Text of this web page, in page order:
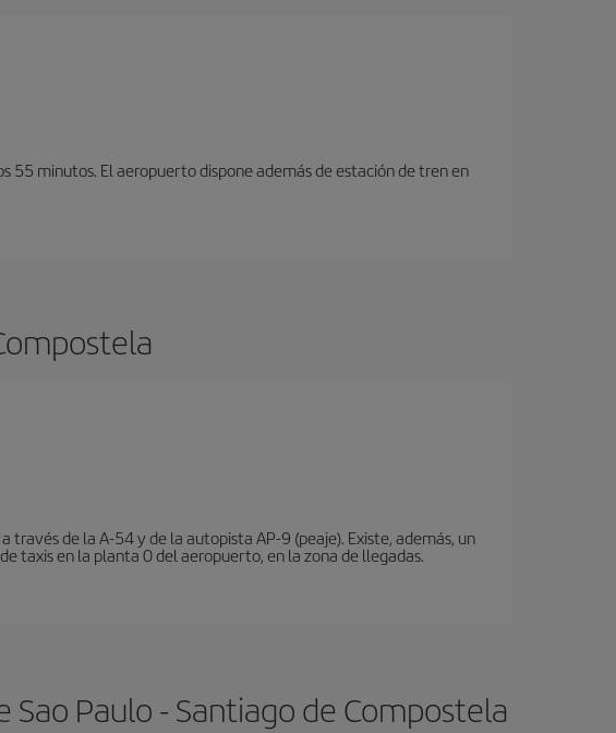
55 minutos. El aeropuerto dispone además de estación de tren en
de la A-54 y de la autopista AP-9 (peaje). Existe, además, un
taxis en la planta 0 del aeropuerto, en la zona de llegadas.
Paulo - Santiago de Compostela